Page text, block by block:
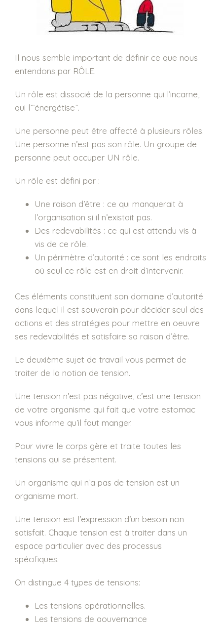
Il nous semble important de définir ce que nous
entendons par RÔLE.
Un rôle est dissocié de la personne qui l’incarne,
qui l’”énergétise”.
Une personne peut être affecté à plusieurs rôles.
Une personne n’est pas son rôle. Un groupe de
personne peut occuper UN rôle.
Un rôle est défini par :
Une raison d’être : ce qui manquerait à
l’organisation si il n’existait pas.
Des redevabilités : ce qui est attendu vis à
vis de ce rôle.
Un périmètre d’autorité : ce sont les endroits
où seul ce rôle est en droit d’intervenir.
Ces éléments constituent son domaine d’autorité
dans lequel il est souverain pour décider seul des
actions et des stratégies pour mettre en oeuvre
ses redevabilités et satisfaire sa raison d’être.
Le deuxième sujet de travail vous permet de
traiter de la notion de tension.
Une tension n’est pas négative, c’est une tension
de votre organisme qui fait que votre estomac
vous informe qu’il faut manger.
Pour vivre le corps gère et traite toutes les
tensions qui se présentent.
Un organisme qui n’a pas de tension est un
organisme mort.
Une tension est l’expression d’un besoin non
satisfait. Chaque tension est à traiter dans un
espace particulier avec des processus
spécifiques.
On distingue 4 types de tensions:
Les tensions opérationnelles.
Les tensions de gouvernance